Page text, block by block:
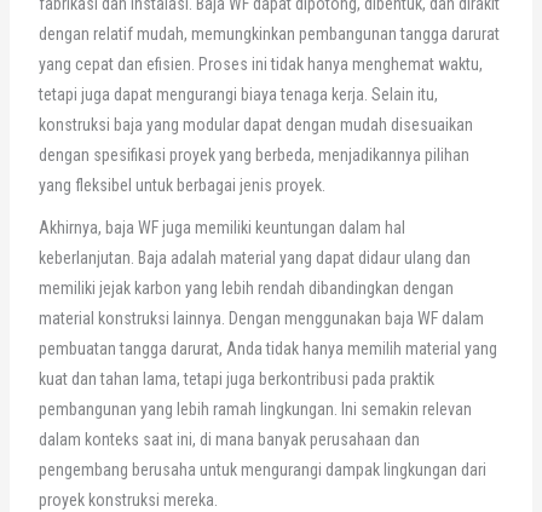
fabrikasi dan instalasi. Baja WF dapat dipotong, dibentuk, dan dirakit
dengan relatif mudah, memungkinkan pembangunan tangga darurat
yang cepat dan efisien. Proses ini tidak hanya menghemat waktu,
tetapi juga dapat mengurangi biaya tenaga kerja. Selain itu,
konstruksi baja yang modular dapat dengan mudah disesuaikan
dengan spesifikasi proyek yang berbeda, menjadikannya pilihan
yang fleksibel untuk berbagai jenis proyek.
Akhirnya, baja WF juga memiliki keuntungan dalam hal
keberlanjutan. Baja adalah material yang dapat didaur ulang dan
memiliki jejak karbon yang lebih rendah dibandingkan dengan
material konstruksi lainnya. Dengan menggunakan baja WF dalam
pembuatan tangga darurat, Anda tidak hanya memilih material yang
kuat dan tahan lama, tetapi juga berkontribusi pada praktik
pembangunan yang lebih ramah lingkungan. Ini semakin relevan
dalam konteks saat ini, di mana banyak perusahaan dan
pengembang berusaha untuk mengurangi dampak lingkungan dari
proyek konstruksi mereka.